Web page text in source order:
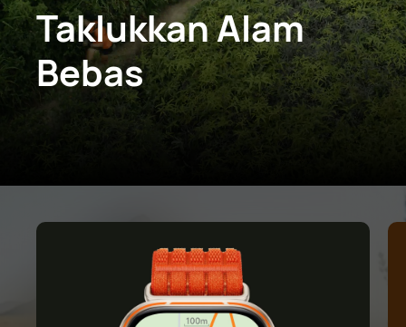
Taklukkan Alam
Bebas